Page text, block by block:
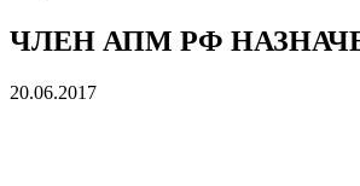
ЧЛЕН АПМ РФ
20.06.2017